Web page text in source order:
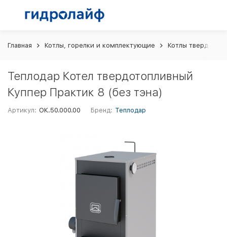
Главная Котлы, горелки и комплектующие Котлы
Теплодар Котел твердотопливный
Куппер Практик 8 (без тэна)
Артикул: ОК.50.000.00 Бренд: Теплодар